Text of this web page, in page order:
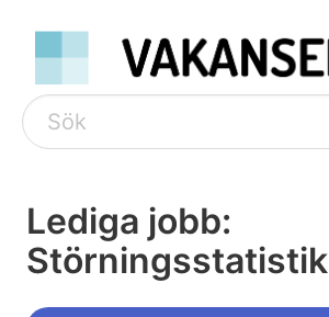
Lediga jobb:
Störningsstatistik